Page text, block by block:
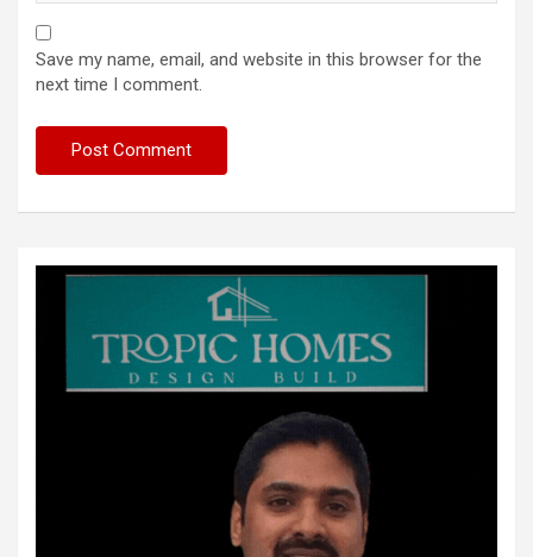
Save my name, email, and website in this browser for the
next time I comment.